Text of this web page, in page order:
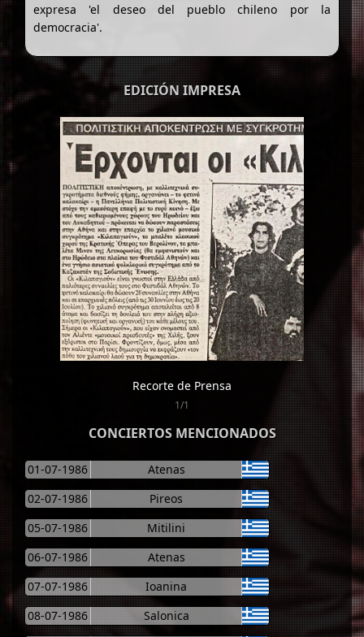
expresa 'el deseo del pueblo chileno por la
democracia'.
EDICIÓN IMPRESA
Recorte de Prensa
1/1
CONCIERTOS MENCIONADOS
01-07-1986
Atenas
02-07-1986
Pireos
05-07-1986
Mitilini
06-07-1986
Atenas
07-07-1986
Ioanina
08-07-1986
Salonica